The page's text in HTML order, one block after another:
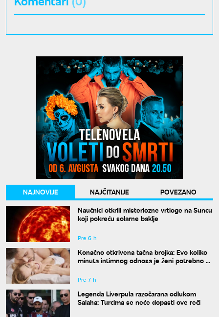
NAJNOVIJE NAJČITANIJE
POVEZANO
Naučnici otkrili misteriozne vrtloge na Suncu
koji pokreću solarne baklje
Pre 6 h
Konačno otkrivena tačna brojka: Evo koliko
minuta intimnog odnosa je ženi potrebno da
Pre 7 h
Legenda Liverpula razočarana odlukom
Salaha: Turcima se neće dopasti ove reči